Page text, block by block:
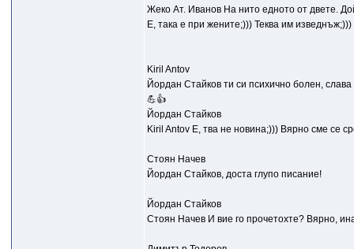
Жеко Ат. Иванов На нито едното от двете.
Е, така е при жените;))) Теква им изведнъж;)))
Kiril Antov
Йордан Стайков ти си психично болен,
💪👍
Йордан Стайков
Kiril Antov Е, тва не новина;))) Вярно сме се
Стоян Начев
Йордан Стайков, доста глупо писание!
Йордан Стайков
Стоян Начев И вие го прочетохте? Вярно,